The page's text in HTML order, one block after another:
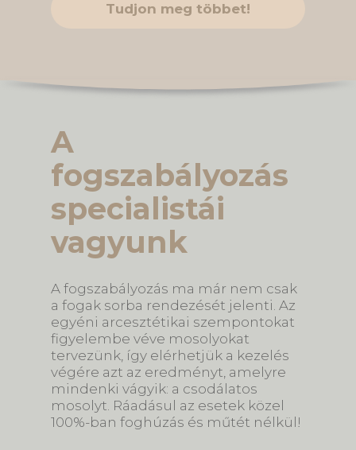
Tudjon meg többet!
A
fogszabályozás
specialistái
vagyunk
A fogszabályozás ma már nem csak
a fogak sorba rendezését jelenti. Az
egyéni arcesztétikai szempontokat
figyelembe véve mosolyokat
tervezünk, így elérhetjük a kezelés
végére azt az eredményt, amelyre
mindenki vágyik: a csodálatos
mosolyt. Ráadásul az esetek közel
100%-ban foghúzás és műtét nélkül!